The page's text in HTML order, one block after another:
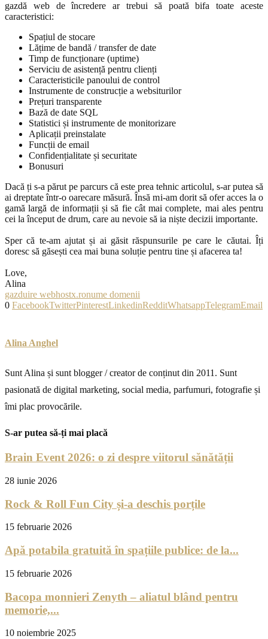
gazdă web de încredere ar trebui să poată bifa toate aceste
caracteristici:
Spațiul de stocare
Lățime de bandă / transfer de date
Timp de funcționare (uptime)
Serviciu de asistență pentru clienți
Caracteristicile panoului de control
Instrumente de construcție a websiturilor
Prețuri transparente
Bază de date SQL
Statistici și instrumente de monitorizare
Aplicații preinstalate
Funcții de email
Confidențialitate și securitate
Bonusuri
Dacă ți s-a părut pe parcurs că este prea tehnic articolul, s-ar putea să
ai dreptate într-o oarecare măsură. Însă mi-am dorit să ofer acces la o
gamă largă de informații și să fie cât mai complete, mai ales pentru
cei la început de drum, care au nevoie să ia niște decizii importante.
Sper că te-am ajutat și ai găsit răspunsurile pe care le căutai. Îți
doresc să găsești cea mai buna soluție pentru tine și afacerea ta!
Love,
Alina
gazduire webhostx.ronume domenii
0 FacebookTwitterPinterestLinkedinRedditWhatsappTelegramEmail
Alina Anghel
Sunt Alina și sunt blogger / creator de conținut din 2011. Sunt
pasionată de digital marketing, social media, parfumuri, fotografie și
îmi plac provocările.
S-ar putea să-ți mai placă
Brain Event 2026: o zi despre viitorul sănătății
28 iunie 2026
Rock & Roll Fun City și-a deschis porțile
15 februarie 2026
Apă potabila gratuită în spațiile publice: de la...
15 februarie 2026
Bacopa monnieri Zenyth – aliatul blând pentru
memorie,...
10 noiembrie 2025